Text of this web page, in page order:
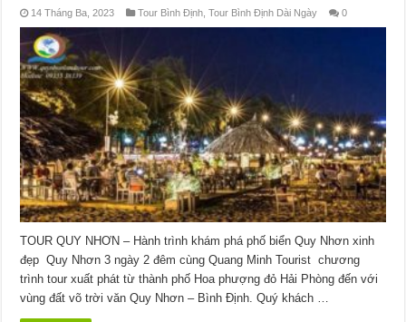
14 Tháng Ba, 2023 Tour Bình Định ,Tour Bình Định Dài Ngày 0
TOUR QUY NHƠN – Hành trình khám phá phố biển Quy Nhơn xinh
đẹp Quy Nhơn 3 ngày 2 đêm cùng Quang Minh Tourist chương
trình tour xuất phát từ thành phố Hoa phượng đỏ Hải Phòng đến với
vùng đất võ trời văn Quy Nhơn – Bình Định. Quý khách …